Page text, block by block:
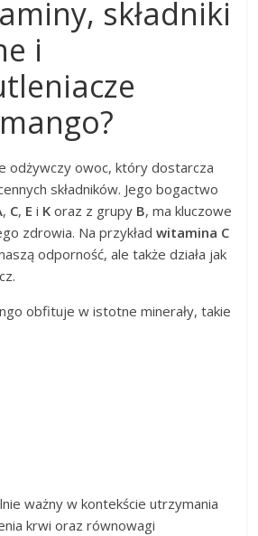
składniki
i
odżywczy owoc, który dostarcza
składników. Jego bogactwo
, C, E i K oraz z grupy B, ma kluczowe
zdrowia. Na przykładwitamina C
odporność, ale także działa jak
obfituje w istotne minerały, takie
ważny w kontekście utrzymania
krwi oraz równowagi